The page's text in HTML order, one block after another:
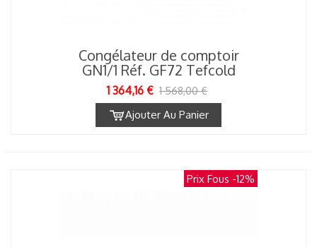
Congélateur de comptoir
GN1/1 Réf. GF72 Tefcold
1 364,16 € 1 568,00 €
Ajouter Au Panier
Prix Fous -12%